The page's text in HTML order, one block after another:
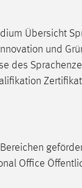
Übersicht
und
des
Office